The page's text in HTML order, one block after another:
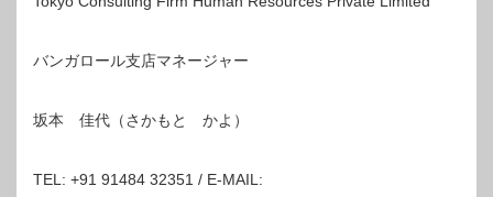
バンガロール支店マネージャー
坂本 佳代（さかもと かよ）
TEL: +91 91484 32351 / E-MAIL: